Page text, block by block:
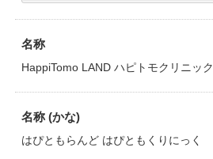
名称
HappiTomo LAND ハピトモクリニック
名称 (かな)
はぴともらんど はぴともくりにっく